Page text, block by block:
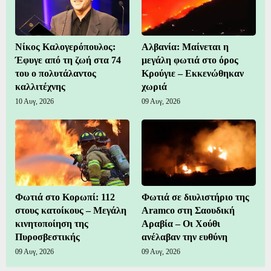
Νίκος Καλογερόπουλος:
Έφυγε από τη ζωή στα 74
του ο πολυτάλαντος
καλλιτέχνης
10 Αυγ, 2026
Αλβανία: Μαίνεται η
μεγάλη φωτιά στο όρος
Κρούγιε – Εκκενώθηκαν
χωριά
09 Αυγ, 2026
Φωτιά στο Κορωπί: 112
στους κατοίκους – Μεγάλη
κινητοποίηση της
Πυροσβεστικής
09 Αυγ, 2026
Φωτιά σε διυλιστήριο της
Aramco στη Σαουδική
Αραβία – Οι Χούθι
ανέλαβαν την ευθύνη
09 Αυγ, 2026